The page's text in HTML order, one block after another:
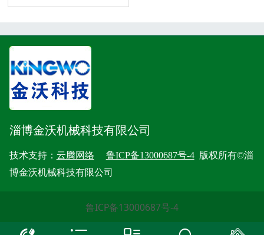
淄博金沃机械科技有限公司
技术支持： 云腾网络 鲁ICP备13000687号-4版权所有©淄
博金沃机械科技有限公司
鲁ICP备13000687号-4